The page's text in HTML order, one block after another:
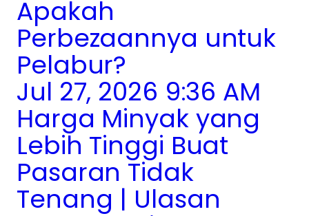
Apakah
Perbezaannya untuk
Pelabur?
Jul 27, 2026 9:36 AM
Harga Minyak yang
Lebih Tinggi Buat
Pasaran Tidak
Tenang | Ulasan